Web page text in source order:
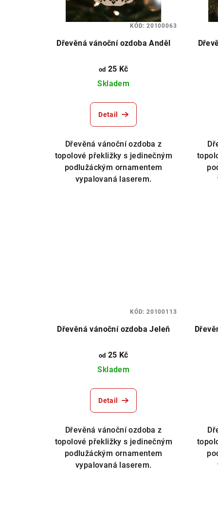
k
ů
Dřevěná vánoční ozdoba Anděl
od 25 Kč
Skladem
Detail
Dřevěná vánoční ozdoba z
topolové překližky s jedinečným
podlužáckým ornamentem
vypalovaná laserem.
KÓD:20100063
Dřevěná vánoční ozdoba Jeleň
od 25 Kč
Skladem
Detail
Dřevěná vánoční ozdoba z
topolové překližky s jedinečným
podlužáckým ornamentem
vypalovaná laserem.
KÓD:20100113